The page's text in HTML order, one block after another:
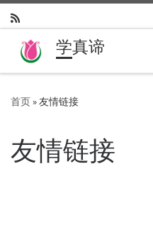
Skip to content
学真谛
首页»友情链接
友情链接